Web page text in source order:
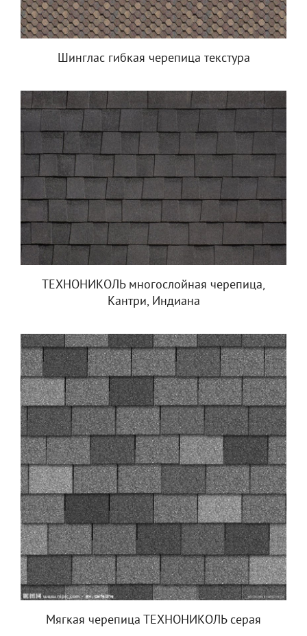
Шинглас гибкая черепица текстура
ТЕХНОНИКОЛЬ многослойная черепица,
Кантри, Индиана
Мягкая черепица ТЕХНОНИКОЛЬ серая